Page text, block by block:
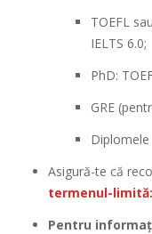
TOEFL
IELTS 6.0;
PhD:
GRE
Asigură-te că
termenul-limită:
Pentru